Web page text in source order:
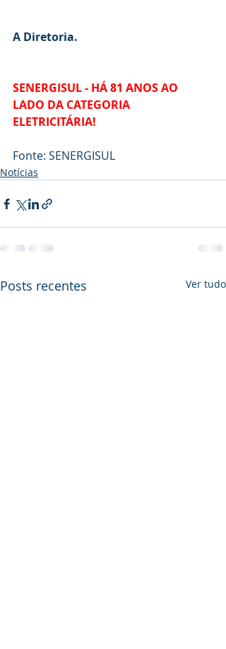
A Diretoria.
SENERGISUL - HÁ 81 ANOS AO
LADO DA CATEGORIA
ELETRICITÁRIA!
Fonte: SENERGISUL
Notícias
Posts recentes Ver tudo